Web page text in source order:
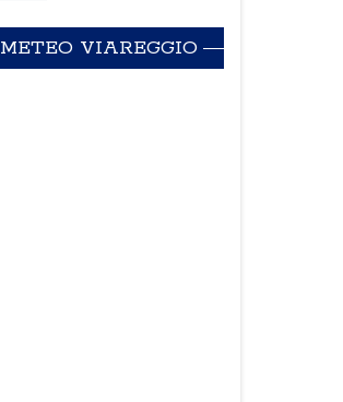
METEO VIAREGGIO